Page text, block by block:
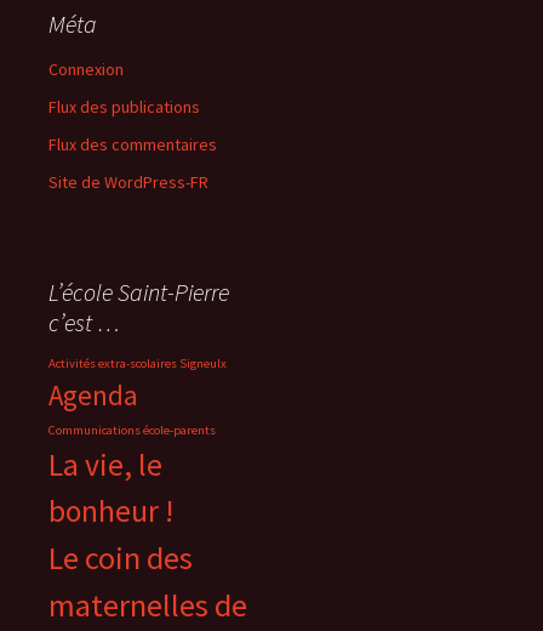
Méta
Connexion
Flux des publications
Flux des commentaires
Site de WordPress-FR
L’école Saint-Pierre
c’est …
Activités extra-scolaires Signeulx
Agenda
Communications école-parents
La vie, le
bonheur !
Le coin des
maternelles de